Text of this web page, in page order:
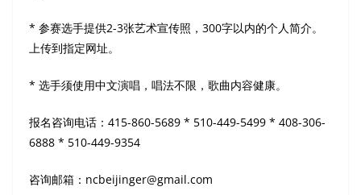
* 参赛选手提供2-3张艺术宣传照，300字以内的个人简介。
上传到指定网址。
* 选手须使用中文演唱，唱法不限，歌曲内容健康。
报名咨询电话：415-860-5689 * 510-449-5499 * 408-306-
6888 * 510-449-9354
咨询邮箱：ncbeijinger@gmail.com